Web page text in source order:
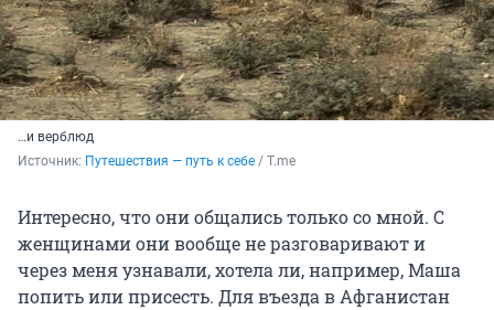
…и верблюд
Источник: Путешествия — путь к себе / Т.me
Интересно, что они общались только со мной. С
женщинами они вообще не разговаривают и
через меня узнавали, хотела ли, например, Маша
попить или присесть. Для въезда в Афганистан